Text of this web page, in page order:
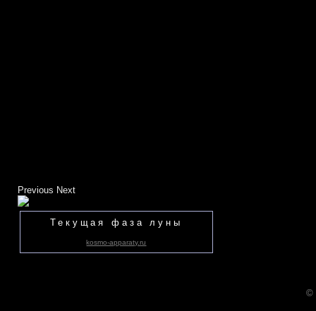
Previous Next
Текущая фаза луны
kosmo-apparaty.ru
©